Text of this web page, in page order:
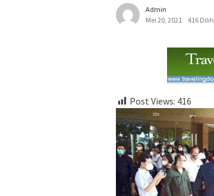
Admin
Mei 20, 2021
416
Post Views: 416